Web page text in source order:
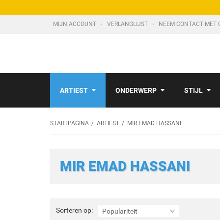
MIJN ACCOUNT VERLANGLIJST NEEM CONTACT MET
ARTIEST ONDERWERP STIJL
STARTPAGINA ARTIEST MIR EMAD HASSANI
MIR EMAD HASSANI
Sorteren op: Populariteit
Sorteren
op: